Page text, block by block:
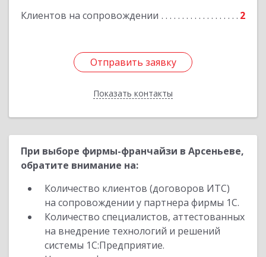
Клиентов на сопровождении 2
Отправить заявку
Показать контакты
Отправить заявку
Назад
При выборе фирмы-франчайзи в Арсеньеве,
обратите внимание на:
Количество клиентов (договоров ИТС)
на сопровождении у партнера фирмы 1С.
Количество специалистов, аттестованных
на внедрение технологий и решений
системы 1С:Предприятие.